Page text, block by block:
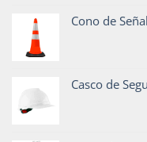
Cono de
Casco de